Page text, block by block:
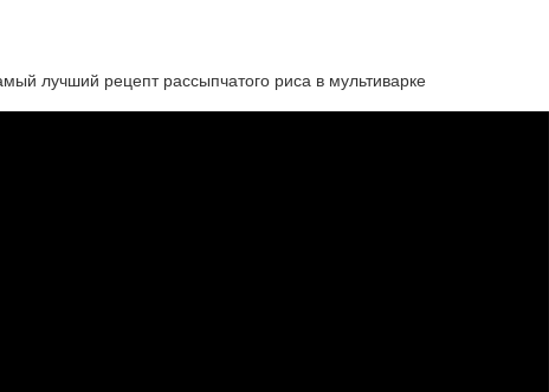
лучший рецепт рассыпчатого риса в мультиварке